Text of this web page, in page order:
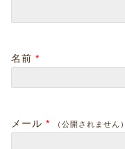
名前 *
メール * （公開されません）